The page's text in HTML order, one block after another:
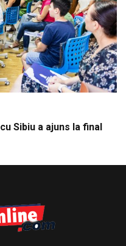
Sibiu a ajuns la final